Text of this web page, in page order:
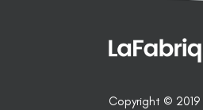
Copyright © 2019